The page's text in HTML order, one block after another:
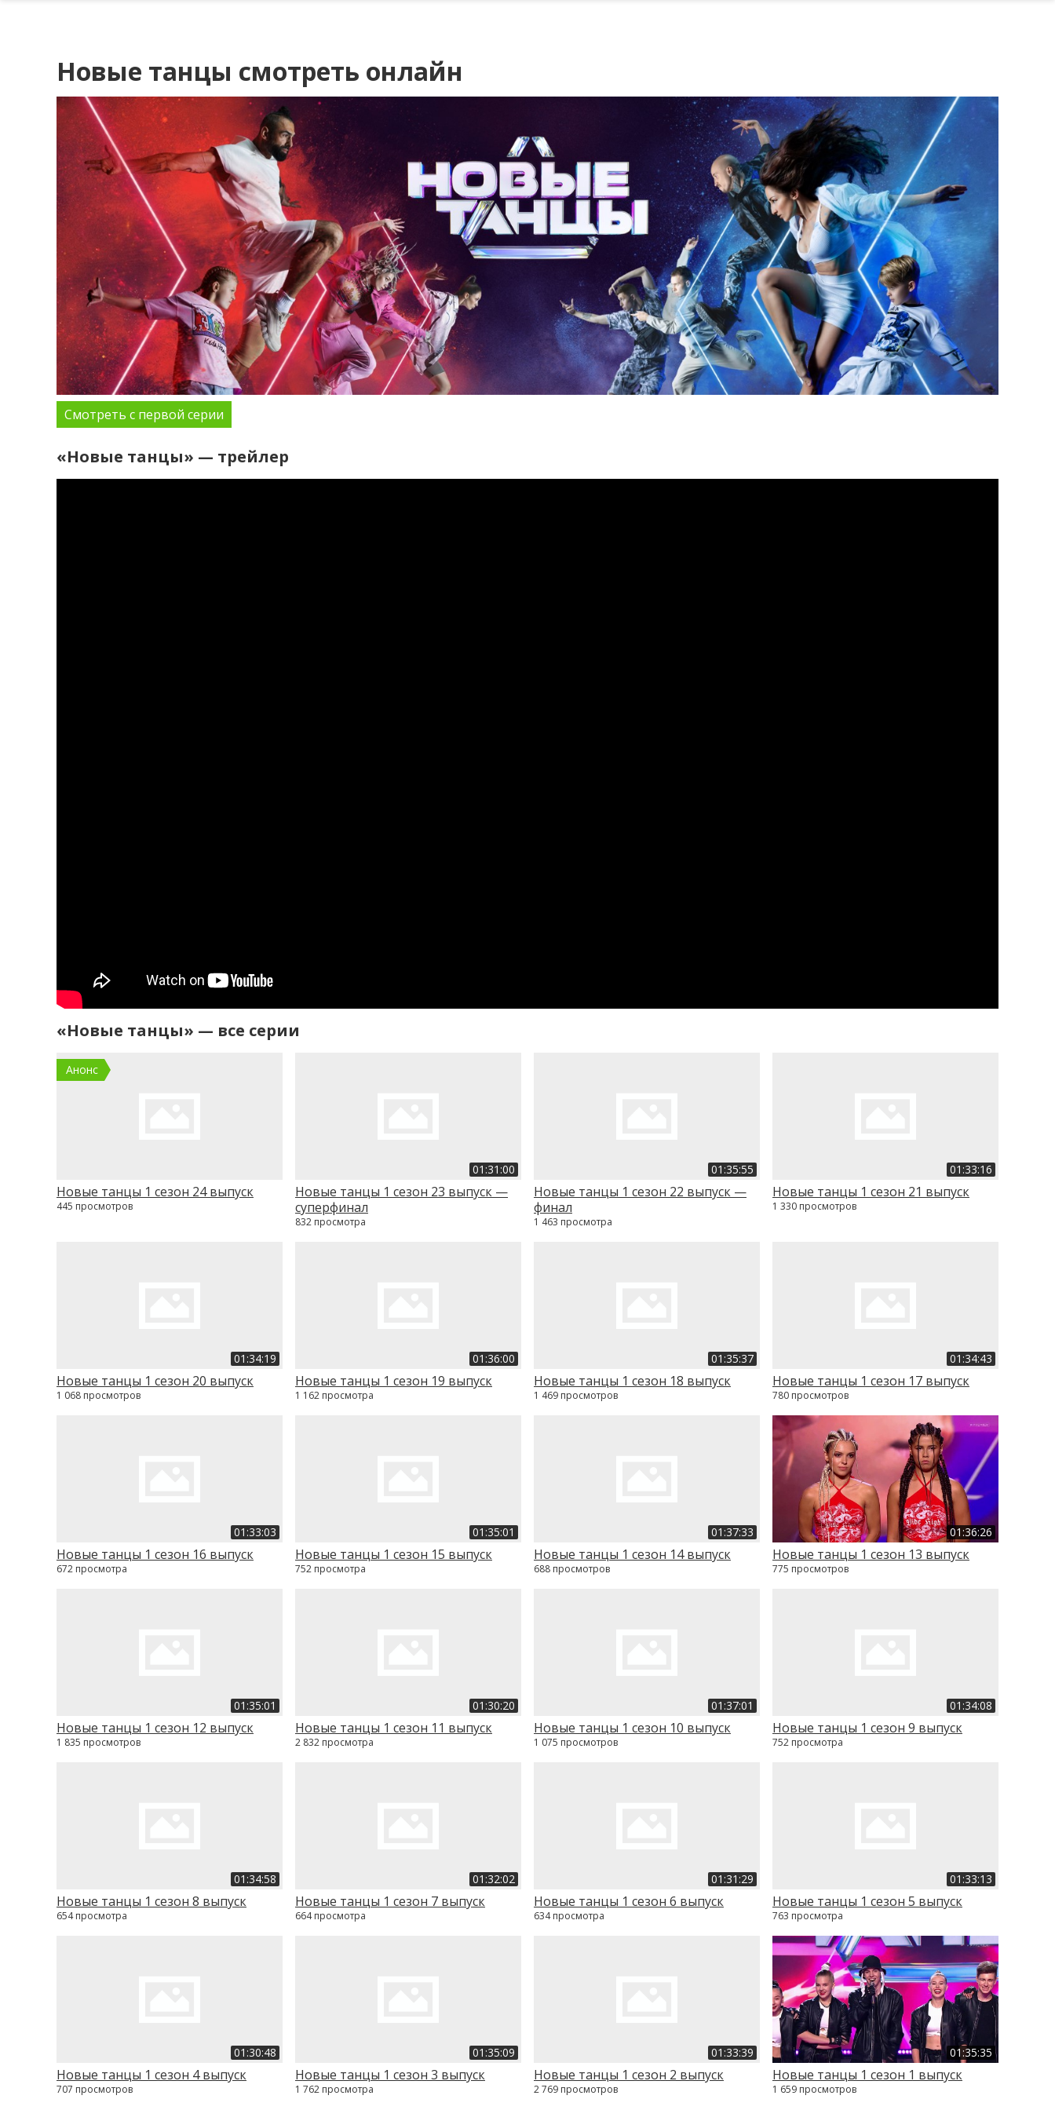
Новые танцы смотреть онлайн
Смотреть с первой серии
«Новые танцы» — трейлер
«Новые танцы» — все серии
Анонс
Новые танцы 1 сезон 24 выпуск
445 просмотров
01:31:00
Новые танцы 1 сезон 23 выпуск —
суперфинал
832 просмотра
01:35:55
Новые танцы 1 сезон 22 выпуск —
финал
1 463 просмотра
01:33:16
Новые танцы 1 сезон 21 выпуск
1 330 просмотров
01:34:19
Новые танцы 1 сезон 20 выпуск
1 068 просмотров
01:36:00
Новые танцы 1 сезон 19 выпуск
1 162 просмотра
01:35:37
Новые танцы 1 сезон 18 выпуск
1 469 просмотров
01:34:43
Новые танцы 1 сезон 17 выпуск
780 просмотров
01:33:03
Новые танцы 1 сезон 16 выпуск
672 просмотра
01:35:01
Новые танцы 1 сезон 15 выпуск
752 просмотра
01:37:33
Новые танцы 1 сезон 14 выпуск
688 просмотров
01:36:26
Новые танцы 1 сезон 13 выпуск
775 просмотров
01:35:01
Новые танцы 1 сезон 12 выпуск
1 835 просмотров
01:30:20
Новые танцы 1 сезон 11 выпуск
2 832 просмотра
01:37:01
Новые танцы 1 сезон 10 выпуск
1 075 просмотров
01:34:08
Новые танцы 1 сезон 9 выпуск
752 просмотра
01:34:58
Новые танцы 1 сезон 8 выпуск
654 просмотра
01:32:02
Новые танцы 1 сезон 7 выпуск
664 просмотра
01:31:29
Новые танцы 1 сезон 6 выпуск
634 просмотра
01:33:13
Новые танцы 1 сезон 5 выпуск
763 просмотра
01:30:48
Новые танцы 1 сезон 4 выпуск
707 просмотров
01:35:09
Новые танцы 1 сезон 3 выпуск
1 762 просмотра
01:33:39
Новые танцы 1 сезон 2 выпуск
2 769 просмотров
01:35:35
Новые танцы 1 сезон 1 выпуск
1 659 просмотров